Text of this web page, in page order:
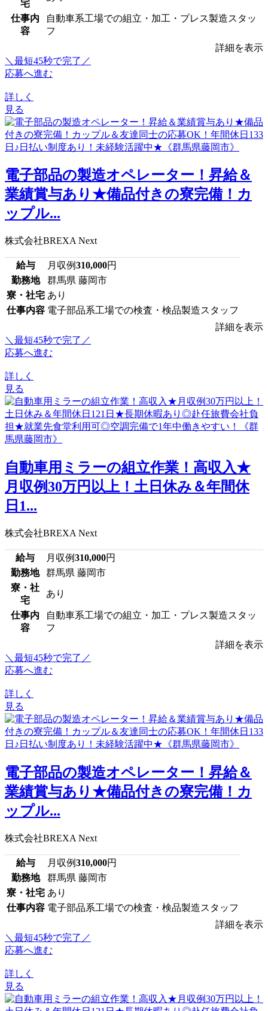
宅
仕事内
容
自動車系工場での組立・加工・プレス製造スタッ
フ
詳細を表示
＼最短45秒で完了／
応募へ進む
詳しく
見る
電子部品の製造オペレーター！昇給＆
業績賞与あり★備品付きの寮完備！カ
ップル...
株式会社BREXA Next
給与 月収例310,000円
勤務地
群馬県 藤岡市
寮・社宅 あり
仕事内容 電子部品系工場での検査・検品製造スタッフ
詳細を表示
＼最短45秒で完了／
応募へ進む
詳しく
見る
自動車用ミラーの組立作業！高収入★
月収例30万円以上！土日休み＆年間休
日1...
株式会社BREXA Next
給与 月収例310,000円
勤務地
群馬県 藤岡市
寮・社
宅
あり
仕事内
容
自動車系工場での組立・加工・プレス製造スタッ
フ
詳細を表示
＼最短45秒で完了／
応募へ進む
詳しく
見る
電子部品の製造オペレーター！昇給＆
業績賞与あり★備品付きの寮完備！カ
ップル...
株式会社BREXA Next
給与 月収例310,000円
勤務地
群馬県 藤岡市
寮・社宅 あり
仕事内容 電子部品系工場での検査・検品製造スタッフ
詳細を表示
＼最短45秒で完了／
応募へ進む
詳しく
見る